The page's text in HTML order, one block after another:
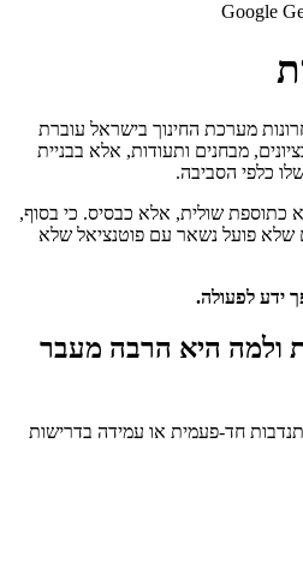
מערכת החינוך בישראל עוברת
מבחנים ותעודות, אלא בבניית
כלפי הסביבה.
כתוספת שולית, אלא כבסיס. כי בסוף,
שלא פועל נשאר עם פוטנציאל שלא
ידע לפעולה.
ולמה היא הרבה מעבר
חד-פעמית או עמידה בדרישות